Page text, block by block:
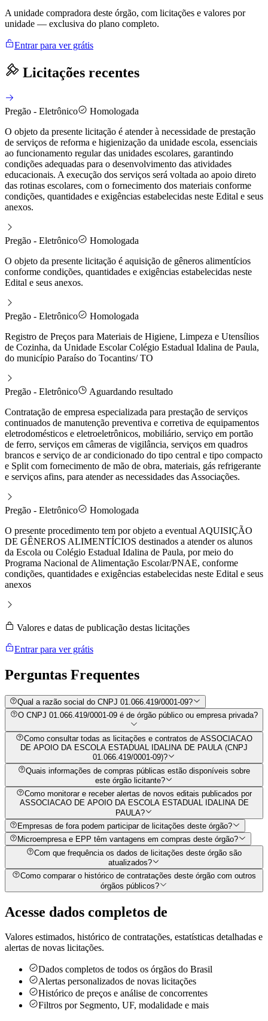
A unidade compradora deste órgão, com licitações e valores por
unidade — exclusiva do plano completo.
Entrar para ver grátis
Licitações recentes
Pregão - Eletrônico
Homologada
O objeto da presente licitação é atender à necessidade de prestação
de serviços de reforma e higienização da unidade escola, essenciais
ao funcionamento regular das unidades escolares, garantindo
condições adequadas para o desenvolvimento das atividades
educacionais. A execução dos serviços será voltada ao apoio direto
das rotinas escolares, com o fornecimento dos materiais conforme
condições, quantidades e exigências estabelecidas neste Edital e seus
anexos.
Pregão - Eletrônico
Homologada
O objeto da presente licitação é aquisição de gêneros alimentícios
conforme condições, quantidades e exigências estabelecidas neste
Edital e seus anexos.
Pregão - Eletrônico
Homologada
Registro de Preços para Materiais de Higiene, Limpeza e Utensílios
de Cozinha, da Unidade Escolar Colégio Estadual Idalina de Paula,
do município Paraíso do Tocantins/ TO
Pregão - Eletrônico
Aguardando resultado
Contratação de empresa especializada para prestação de serviços
continuados de manutenção preventiva e corretiva de equipamentos
eletrodomésticos e eletroeletrônicos, mobiliário, serviço em portão
de ferro, serviços em câmeras de vigilância, serviços em quadros
brancos e serviço de ar condicionado do tipo central e tipo compacto
e Split com fornecimento de mão de obra, materiais, gás refrigerante
e serviços afins, para atender as necessidades das Associações.
Pregão - Eletrônico
Homologada
O presente procedimento tem por objeto a eventual AQUISIÇÃO
DE GÊNEROS ALIMENTÍCIOS destinados a atender os alunos
da Escola ou Colégio Estadual Idalina de Paula, por meio do
Programa Nacional de Alimentação Escolar/PNAE, conforme
condições, quantidades e exigências estabelecidas neste Edital e seus
anexos
Valores e datas de publicação destas licitações
Entrar para ver grátis
Perguntas Frequentes
Qual a razão social do CNPJ 01.066.419/0001-09?
O CNPJ 01.066.419/0001-09 é de órgão público ou empresa privada?
Como consultar todas as licitações e contratos de ASSOCIACAO
DE APOIO DA ESCOLA ESTADUAL IDALINA DE PAULA (CNPJ
01.066.419/0001-09)?
Quais informações de compras públicas estão disponíveis sobre
este órgão licitante?
Como monitorar e receber alertas de novos editais publicados por
ASSOCIACAO DE APOIO DA ESCOLA ESTADUAL IDALINA DE
PAULA?
Empresas de fora podem participar de licitações deste órgão?
Microempresa e EPP têm vantagens em compras deste órgão?
Com que frequência os dados de licitações deste órgão são
atualizados?
Como comparar o histórico de contratações deste órgão com outros
órgãos públicos?
Acesse dados completos de
Valores estimados, histórico de contratações, estatísticas detalhadas e
alertas de novas licitações.
Dados completos de todos os órgãos do Brasil
Alertas personalizados de novas licitações
Histórico de preços e análise de concorrentes
Filtros por Segmento, UF, modalidade e mais